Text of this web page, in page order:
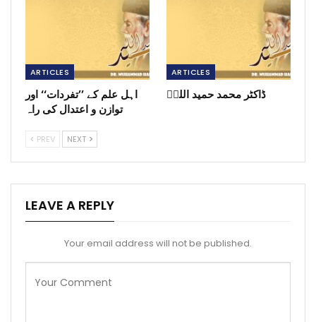
ARTICLES
اہل علم کے ’’تفردات‘‘ اور
توازن و اعتدال کی راہ
ARTICLES
ڈاکٹر محمد حمید اللہؒ
PREV NEXT
LEAVE A REPLY
Your email address will not be published.